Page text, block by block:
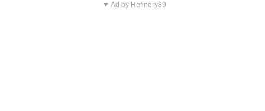
▼ Ad by Refinery89